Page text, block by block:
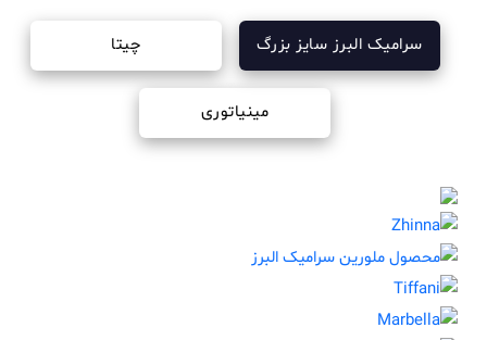
سرامیک البرز سایز بزرگ چیتا
مینیاتوری
ژینا